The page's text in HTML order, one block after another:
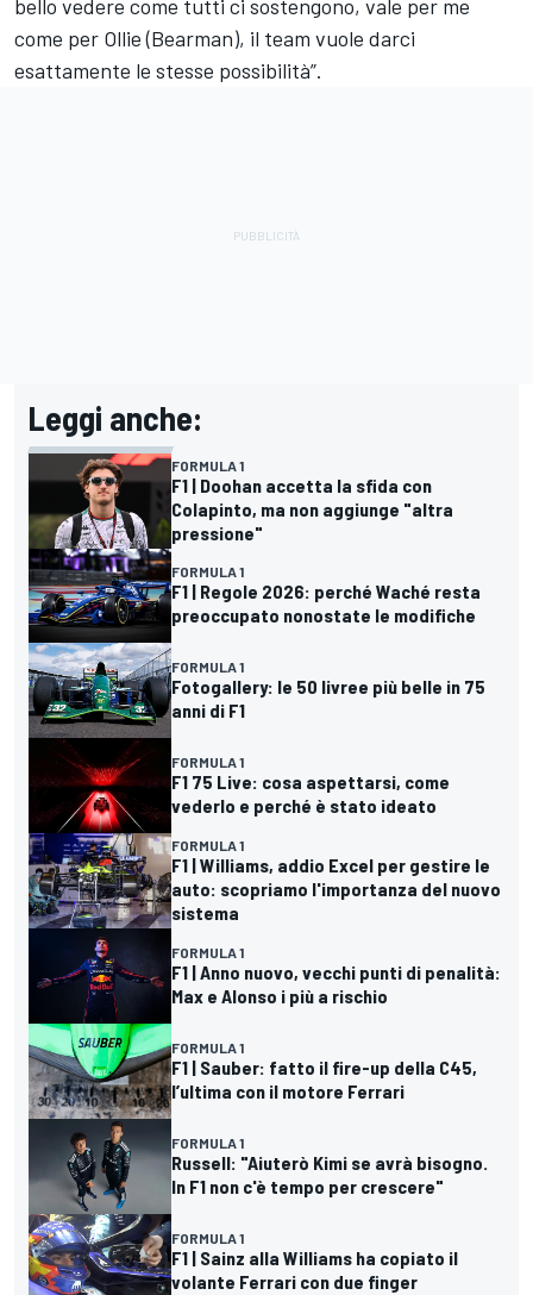
bello vedere come tutti ci sostengono, vale per me
come per Ollie (Bearman), il team vuole darci
esattamente le stesse possibilità”.
Leggi anche:
FORMULA 1
F1 | Doohan accetta la sfida con
Colapinto, ma non aggiunge "altra
pressione"
FORMULA 1
F1 | Regole 2026: perché Waché resta
preoccupato nonostate le modifiche
FORMULA 1
Fotogallery: le 50 livree più belle in 75
anni di F1
FORMULA 1
F1 75 Live: cosa aspettarsi, come
vederlo e perché è stato ideato
FORMULA 1
F1 | Williams, addio Excel per gestire le
auto: scopriamo l'importanza del nuovo
sistema
FORMULA 1
F1 | Anno nuovo, vecchi punti di penalità:
Max e Alonso i più a rischio
FORMULA 1
F1 | Sauber: fatto il fire-up della C45,
l’ultima con il motore Ferrari
FORMULA 1
Russell: "Aiuterò Kimi se avrà bisogno.
In F1 non c'è tempo per crescere"
FORMULA 1
F1 | Sainz alla Williams ha copiato il
volante Ferrari con due finger